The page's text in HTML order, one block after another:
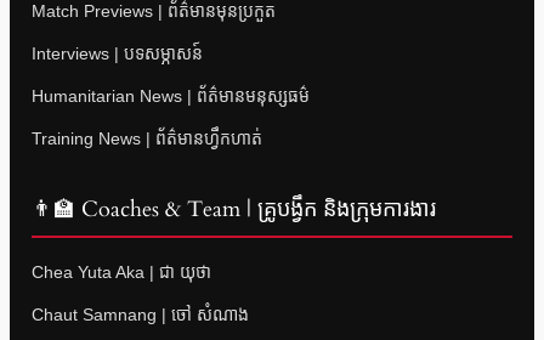
Match Previews | ព័ត៌មានមុនប្រកួត
Interviews | បទសម្ភាសន៍
Humanitarian News | ព័ត៌មានមនុស្សធម៌
Training News | ព័ត៌មានហ្វឹកហាត់
👨‍🏫 Coaches & Team | គ្រូបង្វឹក និងក្រុមការងារ
Chea Yuta Aka | ជា យុថា
Chaut Samnang | ចៅ សំណាង